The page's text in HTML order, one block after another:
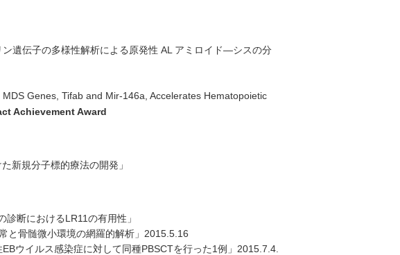
遺伝子の多様性解析による原発性 AL アミロイド―シスの分
Genes, Tifab and Mir-146a, Accelerates Hematopoietic
Achievement Award
た新規分子標的療法の開発」
断におけるLR11の有用性」
と骨髄微小環境の網羅的解析」2015.5.16
ウイルス感染症に対して同種PBSCTを行った1例」2015.7.4.